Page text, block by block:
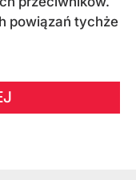
powiązań tychże